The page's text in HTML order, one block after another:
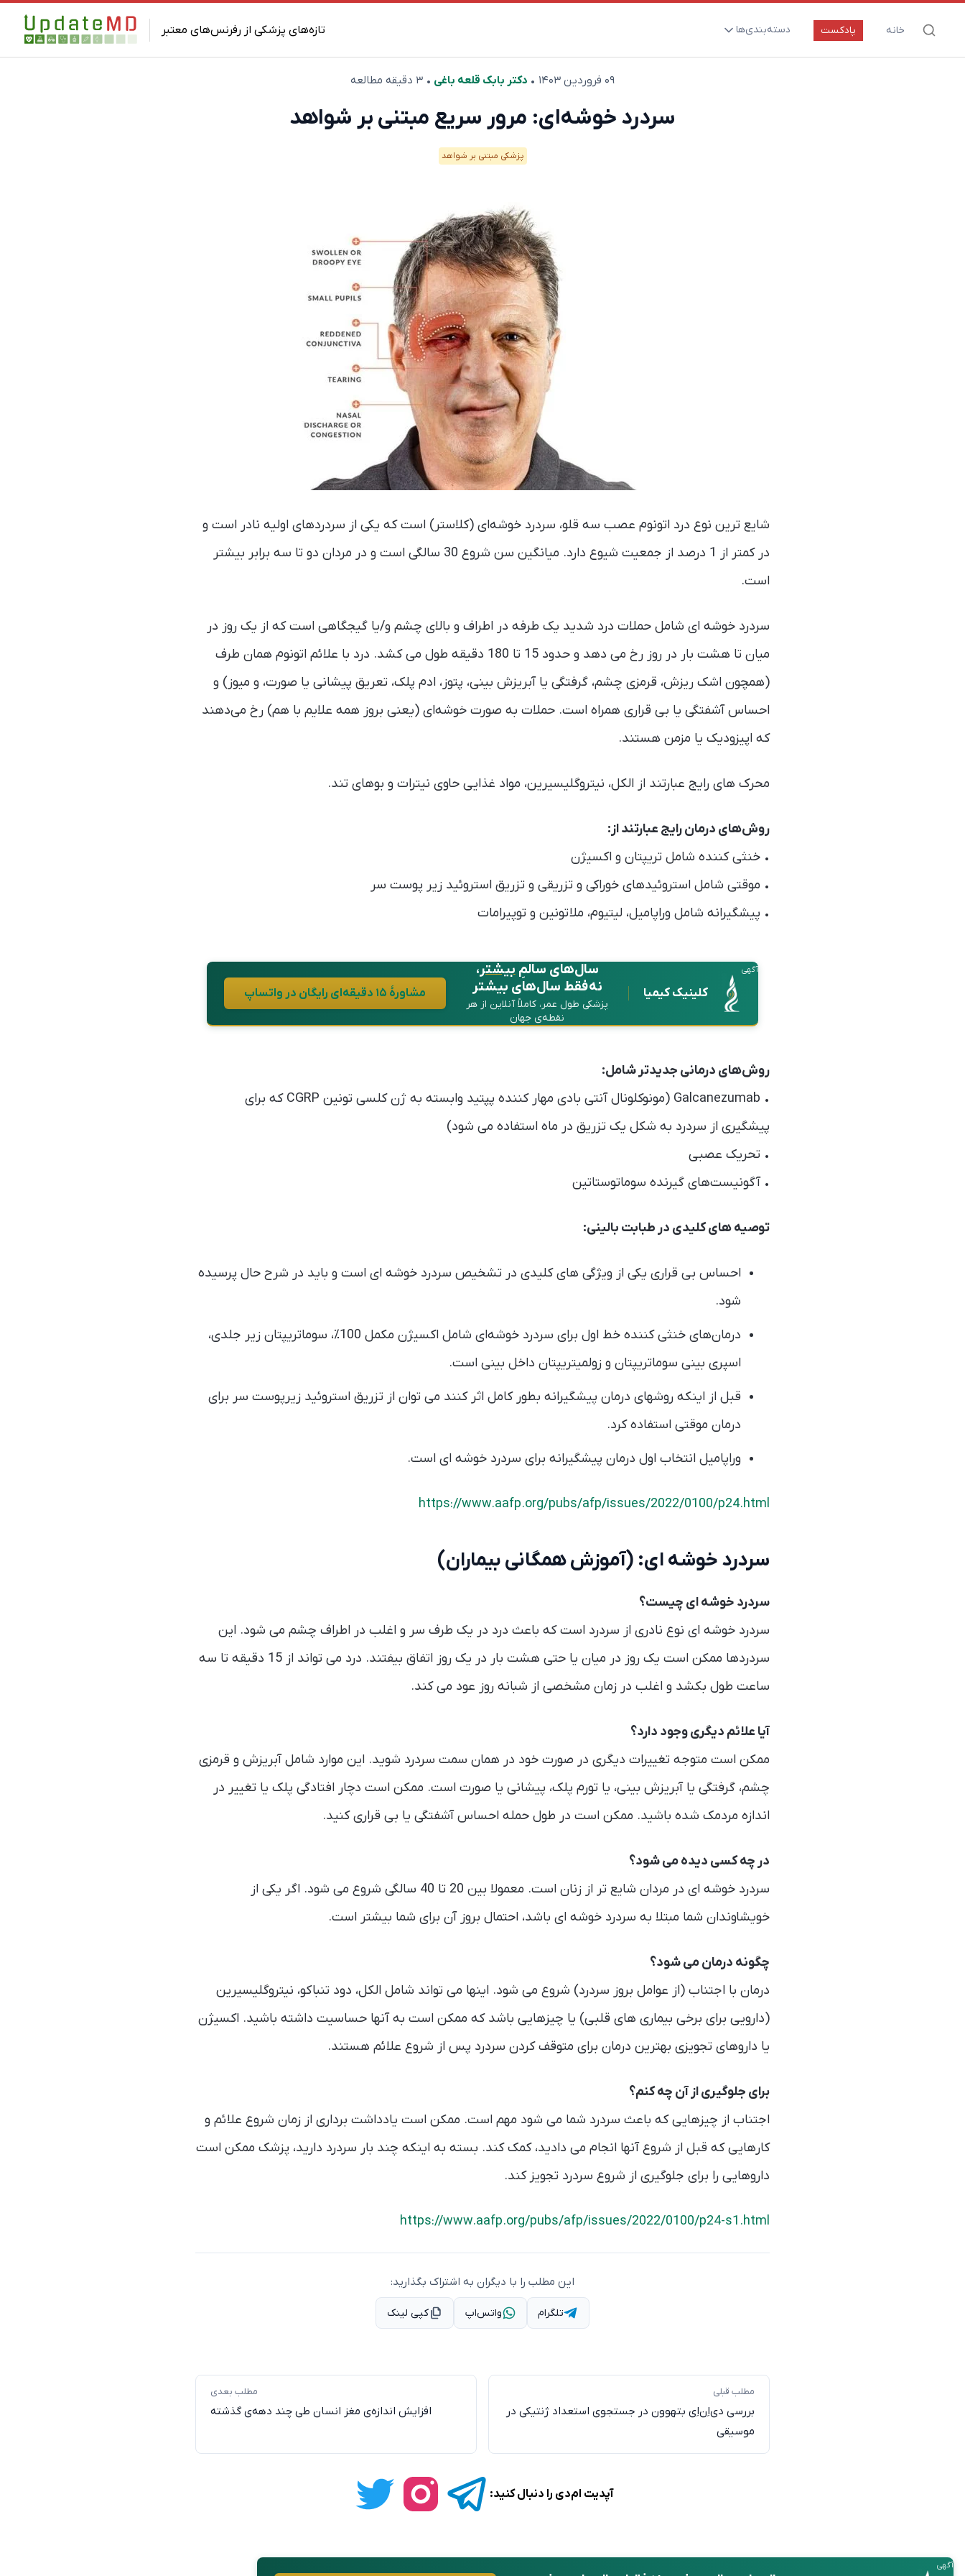
تازه‌های پزشکی از رفرنس‌های معتبر خانه پادکست دسته‌بندی‌ها
ارتقای سلامت و طول عمر
۰۹ فروردین ۱۴۰۳ • دکتر بابک قلعه‌ باغی • ۳ دقیقه مطالعه
سردرد خوشه‌ای: مرور سریع مبتنی بر شواهد
پزشکی مبتنی بر شواهد
شایع‌ ترین نوع درد اتونوم عصب سه قلو، سردرد خوشه‌ای (کلاستر) است که یکی از سردردهای اولیه نادر است و
در کمتر از 1 درصد از جمعیت شیوع دارد. میانگین سن شروع 30 سالگی است و در مردان دو تا سه برابر بیشتر
است.
سردرد خوشه ای شامل حملات درد شدید یک طرفه در اطراف و بالای چشم و/یا گیجگاهی است که از یک روز در
میان تا هشت بار در روز رخ می دهد و حدود 15 تا 180 دقیقه طول می کشد. درد با علائم اتونوم همان طرف
(همچون اشک ریزش، قرمزی چشم، گرفتگی یا آبریزش بینی، پتوز، ادم پلک، تعریق پیشانی یا صورت، و میوز) و
احساس آشفتگی یا بی قراری همراه است. حملات به صورت خوشه‌ای (یعنی بروز همه علایم با هم) رخ می‌دهند
که اپیزودیک یا مزمن هستند.
محرک های رایج عبارتند از الکل، نیتروگلیسیرین، مواد غذایی حاوی نیترات و بوهای تند.
روش‌های درمان رایج عبارتند از:
• خنثی کننده شامل تریپتان و اکسیژن
• موقتی شامل استروئیدهای خوراکی و تزریقی و تزریق استروئید زیر پوست سر
• پیشگیرانه شامل وراپامیل، لیتیوم، ملاتونین و توپیرامات
آگهی
کلینیک کیمیا
سال‌های سالمِبیشتر،
نه فقط سال‌های بیشتر
پزشکی طول عمر، کاملاً آنلاین از هر
نقطه‌ی جهان
مشاورهٔ ۱۵ دقیقه‌ای رایگان در واتساپ
روش‌های درمانی جدیدتر شامل:
• Galcanezumab (مونوکلونال آنتی بادی مهار کننده پپتید وابسته به ژن کلسی تونین CGRP که برای
پیشگیری از سردرد به شکل یک تزریق در ماه استفاده می شود)
• تحریک عصبی
• آگونیست‌های گیرنده سوماتوستاتین
توصیه های کلیدی در طبابت بالینی:
احساس بی قراری یکی از ویژگی های کلیدی در تشخیص سردرد خوشه ای است و باید در شرح حال پرسیده
شود.
درمان‌های خنثی کننده خط اول برای سردرد خوشه‌ای شامل اکسیژن مکمل 100٪، سوماتریپتان زیر جلدی،
اسپری بینی سوماتریپتان و زولمیتریپتان داخل بینی است.
قبل از اینکه روشهای درمان پیشگیرانه بطور کامل اثر کنند می توان از تزریق استروئید زیرپوست سر برای
درمان موقتی استفاده کرد.
وراپامیل انتخاب اول درمان پیشگیرانه برای سردرد خوشه ای است.
https://www.aafp.org/pubs/afp/issues/2022/0100/p24.html
سردرد خوشه ای: (آموزش همگانی بیماران)
سردرد خوشه ای چیست؟
سردرد خوشه ای نوع نادری از سردرد است که باعث درد در یک طرف سر و اغلب در اطراف چشم می شود. این
سردردها ممکن است یک روز در میان یا حتی هشت بار در یک روز اتفاق بیفتند. درد می تواند از 15 دقیقه تا سه
ساعت طول بکشد و اغلب در زمان مشخصی از شبانه روز عود می کند.
آیا علائم دیگری وجود دارد؟
ممکن است متوجه تغییرات دیگری در صورت خود در همان سمت سردرد شوید. این موارد شامل آبریزش و قرمزی
چشم، گرفتگی یا آبریزش بینی، یا تورم پلک، پیشانی یا صورت است. ممکن است دچار افتادگی پلک یا تغییر در
اندازه مردمک شده باشید. ممکن است در طول حمله احساس آشفتگی یا بی قراری کنید.
در چه کسی دیده می شود؟
سردرد خوشه ای در مردان شایع تر از زنان است. معمولا بین 20 تا 40 سالگی شروع می شود. اگر یکی از
خویشاوندان شما مبتلا به سردرد خوشه ای باشد، احتمال بروز آن برای شما بیشتر است.
چگونه درمان می شود؟
درمان با اجتناب (از عوامل بروز سردرد) شروع می شود. اینها می تواند شامل الکل، دود تنباکو، نیتروگلیسیرین
(دارویی برای برخی بیماری های قلبی) یا چیزهایی باشد که ممکن است به آنها حساسیت داشته باشید. اکسیژن
یا داروهای تجویزی بهترین درمان برای متوقف کردن سردرد پس از شروع علائم هستند.
برای جلوگیری از آن چه کنم؟
اجتناب از چیزهایی که باعث سردرد شما می شود مهم است. ممکن است یادداشت برداری از زمان شروع علائم و
کارهایی که قبل از شروع آنها انجام می دادید، کمک کند. بسته به اینکه چند بار سردرد دارید، پزشک ممکن است
داروهایی را برای جلوگیری از شروع سردرد تجویز کند.
https://www.aafp.org/pubs/afp/issues/2022/0100/p24-s1.html
این مطلب را با دیگران به اشتراک بگذارید:
تلگرام واتس‌اپ کپی لینک
مطلب قبلی
بررسی دی‌اِن‌اِی بتهوون در جستجوی استعداد ژنتیکی در
موسیقی
مطلب بعدی
افزایش اندازه‌ی مغز انسان طی چند دهه‌ی گذشته
آپدیت ام‌دی را دنبال کنید:
آگهی